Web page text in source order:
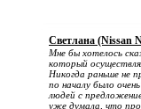
Светлана (Nissan
Мне бы хотелось
который
Никогда раньше не
по началу было
людей с
уже думала, что